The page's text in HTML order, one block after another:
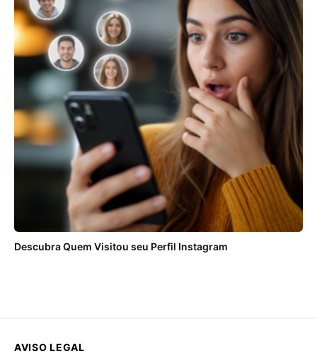
Descubra Quem Visitou seu Perfil Instagram
AVISO LEGAL